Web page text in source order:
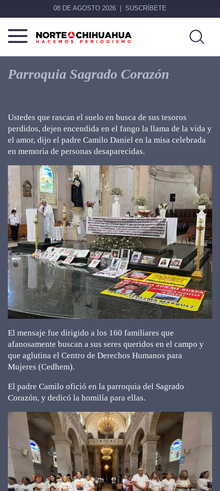
08 DE AGOSTO 2026 SUSCRÍBETE
Norte
Chihuahua
Más
que
noticias,
Parroquia Sagrado Corazón
Ustedes que rascan el suelo en busca de sus tesoros
perdidos, dejen encendida en el fango la llama de la vida y
el amor, dijo el padre Camilo Daniel en la misa celebrada
en memoria de personas desaparecidas.
El mensaje fue dirigido a los 160 familiares que
afanosamente buscan a sus seres queridos en el campo y
que aglutina el Centro de Derechos Humanos para
Mujeres (Cedhem).
El padre Camilo ofició en la parroquia del Sagrado
Corazón, y dedicó la homilía para ellas.